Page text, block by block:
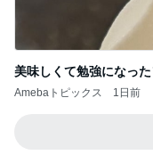
美味しくて勉強になっ
Amebaトピックス 1日前